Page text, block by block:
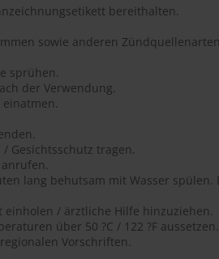
bereithalten.
sowie anderen
sprühen.
der Verwendung.
einatmen.
Gesichtsschutz tragen.
anrufen.
lang behutsam mit Wasser
einholen / ärztliche Hilfe hinzuziehen.
über 50 ?C / 122 ?F aussetzen.
Vorschriften.